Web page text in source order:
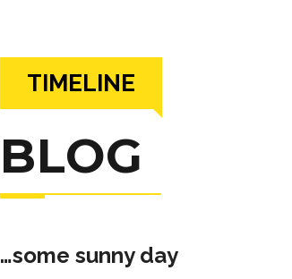
TIMELINE
BLOG
…some sunny day